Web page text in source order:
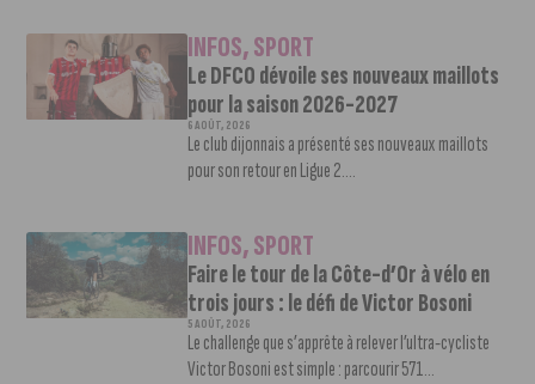
INFOS,SPORT
Le DFCO dévoile ses nouveaux maillots
pour la saison 2026-2027
6 AOÛT, 2026
Le club dijonnais a présenté ses nouveaux maillots
pour son retour en Ligue 2....
INFOS,SPORT
Faire le tour de la Côte-d’Or à vélo en
trois jours : le défi de Victor Bosoni
5 AOÛT, 2026
Le challenge que s’apprête à relever l’ultra-cycliste
Victor Bosoni est simple : parcourir 571...